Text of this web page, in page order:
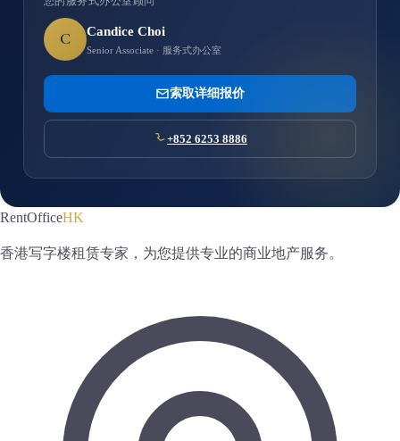
C Candice Choi
Senior Associate · 服务式办公室
索取详细报价
+852 6253 8886
RentOfficeHK
香港写字楼租赁专家，为您提供专业的商业地产服务。